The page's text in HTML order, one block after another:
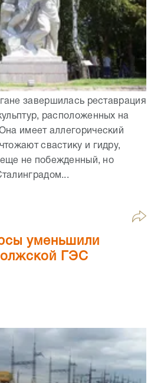
завершилась реставрация
расположенных на
имеет аллегорический
свастику и гидру,
не побежденный, но
уменьшили
ГЭС